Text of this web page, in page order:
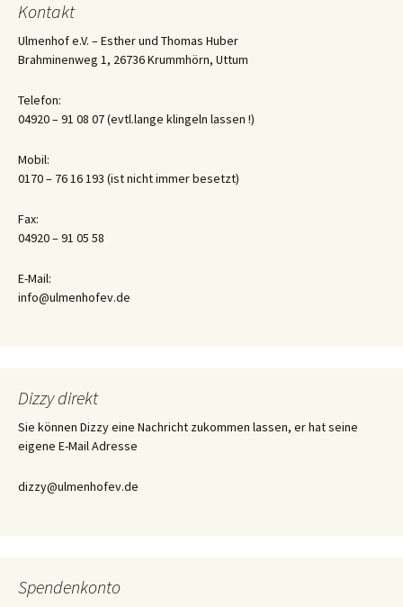
Kontakt
Ulmenhof e.V. – Esther und Thomas Huber
Brahminenweg 1, 26736 Krummhörn, Uttum
Telefon:
04920 – 91 08 07 (evtl.lange klingeln lassen !)
Mobil:
0170 – 76 16 193 (ist nicht immer besetzt)
Fax:
04920 – 91 05 58
E-Mail:
info@ulmenhofev.de
Dizzy direkt
Sie können Dizzy eine Nachricht zukommen lassen, er hat seine
eigene E-Mail Adresse
dizzy@ulmenhofev.de
Spendenkonto